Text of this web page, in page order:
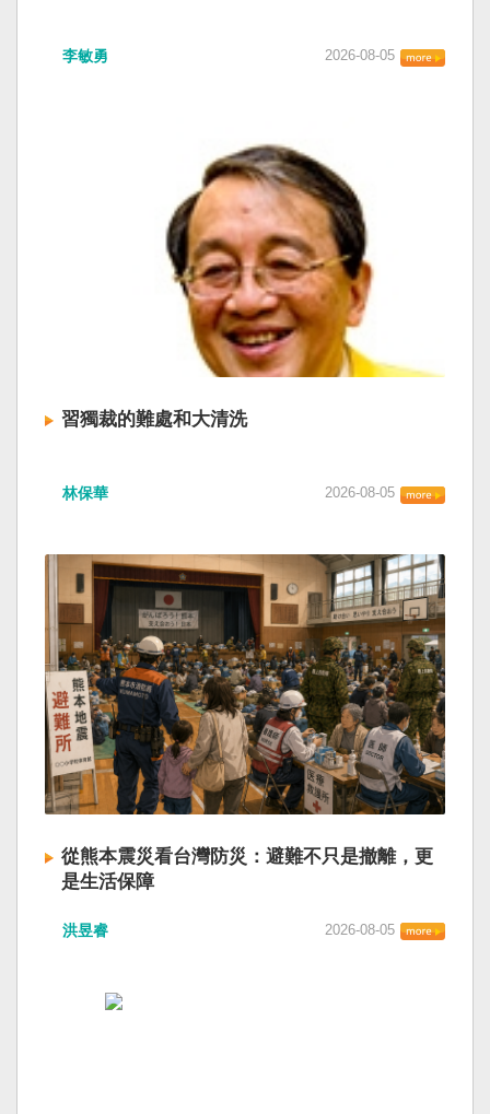
李敏勇 2026-08-05
習獨裁的難處和大清洗
林保華 2026-08-05
從熊本震災看台灣防災：避難不只是撤離，更
是生活保障
洪昱睿 2026-08-05